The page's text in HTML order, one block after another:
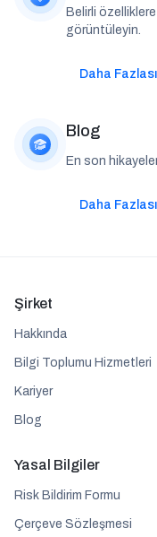
Belirli
görüntüleyin.
Daha
Blog
En son
Daha
Şirket
Hakkında
Bilgi Toplumu Hizmetleri
Kariyer
Blog
Yasal Bilgiler
Risk Bildirim Formu
Çerçeve Sözleşmesi